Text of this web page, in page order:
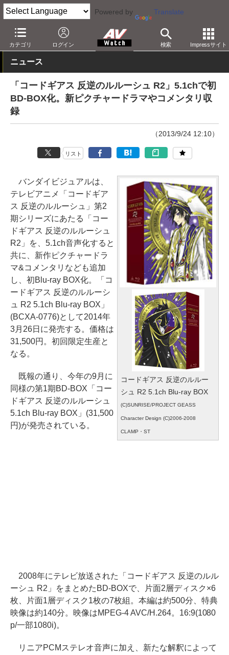
Powered by Translate
カテゴリ ログイン 検索 Impressサイト
AV Watch コンテンツ・サービス BD/DVD
ニュース
「コードギアス 反逆のルルーシュ R2」5.1chで初
BD-BOX化。新ピクチャードラマやコメンタリ収
録
（2013/9/24 12:10）
リスト
コードギアス 反逆のルルー
シュ R2 5.1ch Blu-ray BOX
(C)SUNRISE/PROJECT GEASS
Character Design (C)2006-2008
CLAMP・ST
バンダイビジュアルは、
テレビアニメ「コードギア
ス 反逆のルルーシュ」第2
期シリーズにあたる「コー
ドギアス 反逆のルルーシュ
R2」を、5.1ch音声化すると
共に、新作ピクチャードラ
マ&コメンタリなども追加
し、初Blu-ray BOX化。「コ
ードギアス 反逆のルルーシ
ュ R2 5.1ch Blu-ray BOX」
(BCXA-0776)として2014年
3月26日に発売する。価格は
31,500円。初回限定生産と
なる。
既報の通り、今年の9月に
同様の第1期BD-BOX「コー
ドギアス 反逆のルルーシュ
5.1ch Blu-ray BOX」(31,500
円)が発売されている。
2008年にテレビ放送された「コードギアス 反逆のルル
ーシュ R2」をまとめたBD-BOXで、片面2層ディスク×6
枚、片面1層ディスク1枚の7枚組。本編は約500分、特典
映像は約140分。映像はMPEG-4 AVC/H.264。16:9(1080
p/一部1080i)。
リニアPCMステレオ音声に加え、新たな解釈によって